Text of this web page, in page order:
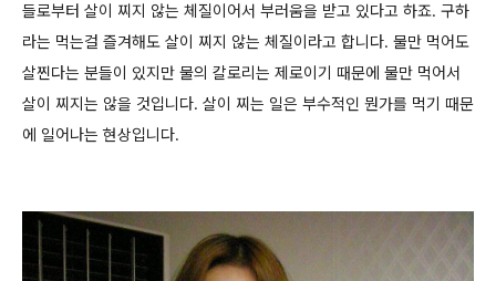
들로부터 살이 찌지 않는 체질이어서 부러움을 받고 있다고 하죠. 구하
라는 먹는걸 즐겨해도 살이 찌지 않는 체질이라고 합니다. 물만 먹어도
살찐다는 분들이 있지만 물의 칼로리는 제로이기 때문에 물만 먹어서
살이 찌지는 않을 것입니다. 살이 찌는 일은 부수적인 뭔가를 먹기 때문
에 일어나는 현상입니다.